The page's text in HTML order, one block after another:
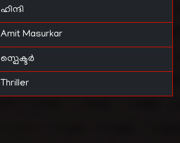
ഹിന്ദി
Amit Masurkar
സ്പെക്ടർ
Thriller